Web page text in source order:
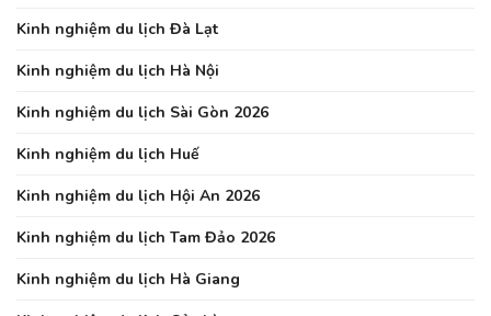
Kinh nghiệm du lịch Đà Lạt
Kinh nghiệm du lịch Hà Nội
Kinh nghiệm du lịch Sài Gòn 2026
Kinh nghiệm du lịch Huế
Kinh nghiệm du lịch Hội An 2026
Kinh nghiệm du lịch Tam Đảo 2026
Kinh nghiệm du lịch Hà Giang